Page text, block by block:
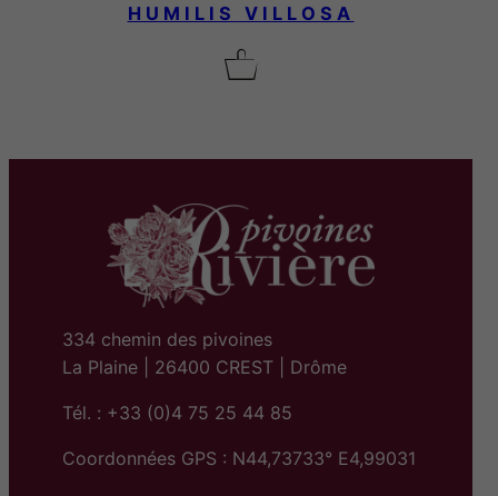
HUMILIS VILLOSA
334 chemin des pivoines
La Plaine | 26400 CREST | Drôme
Tél. : +33 (0)4 75 25 44 85
Coordonnées GPS : N44,73733° E4,99031